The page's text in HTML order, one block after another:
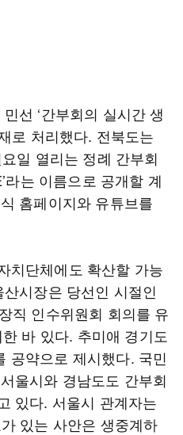
선 ‘간부회의 실시간 생
로 처리했다. 전북도는
일 열리는 정례 간부회
라는 이름으로 공개할 계
홈페이지와 유튜브를
치단체에도 확산할 가능
시장은 당선인 시절인
직 인수위원회 회의를 유
바 있다. 추미애 경기도
공약으로 제시했다. 국민
울시와 경남도도 간부회
있다. 서울시 관계자는
있는 사안은 생중계하